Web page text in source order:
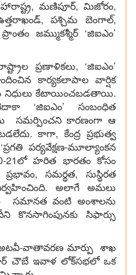
మణిపూర్, మిజోరం,
పశ్చిమ బెంగాల్,
జమ్ముకశ్మీర్ ‘జిఐఎం’
ప్రణాళికలు, ‘జిఐఎం’
కార్యకలాపాల వార్షిక
నిధులు కేటాయించబడతాయి.
‘జిఐఎం’ సంబంధిత
సమర్పించని కారణంగా ఆ
కాగా, కేంద్ర ప్రభుత్వ
పర్యవేక్షణ-మూల్యాంకన
21లో హరిత భారతం కోసం
సమర్థత, సుస్థిరత
అలాగే అమలు
సమానత వంటి అంశాలను
కొనసాగింపునకు సిఫార్సు
అటవీ-వాతావరణ మార్పు శాఖ
చౌబే ఇవాళ లోక్‌సభలో ఒక